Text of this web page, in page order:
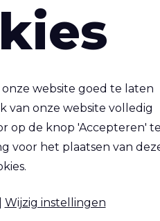
Ecoseal™ Film T400
van 400 micron
website goed te laten
van onze website volledig
op de knop 'Accepteren' te
voor het plaatsen van
Wijzig instellingen